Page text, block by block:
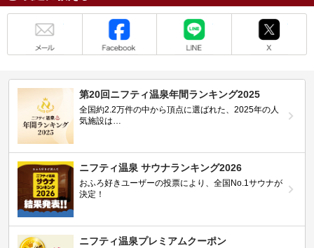
第20回ニフティ温泉年間ランキング2025
全国約2.2万件の中から頂点に選ばれた、2025年の人
気施設は…
ニフティ温泉 サウナランキング2026
おふろ好きユーザーの投票により、全国No.1サウナが
決定！
ニフティ温泉プレミアムクーポン